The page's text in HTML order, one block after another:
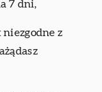
7 dni,
z